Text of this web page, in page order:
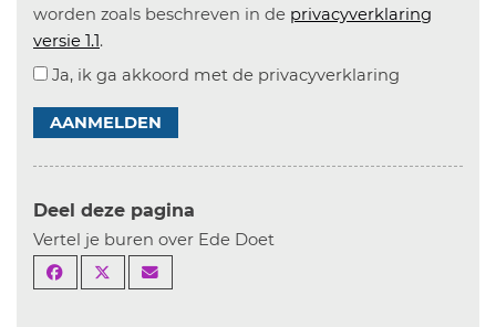
worden zoals beschreven in de privacyverklaring
versie 1.1.
Ja, ik ga akkoord met de privacyverklaring
AANMELDEN
Deel deze pagina
Vertel je buren over Ede Doet